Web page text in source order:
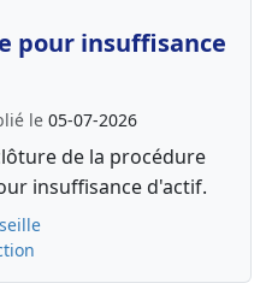
pour insuffisance
le 05-07-2026
de la procédure
insuffisance d'actif.